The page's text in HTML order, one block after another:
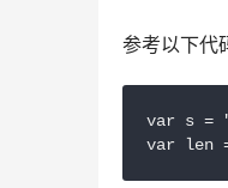
参考以下代
var s =
var len